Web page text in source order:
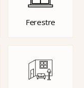
Ferestre